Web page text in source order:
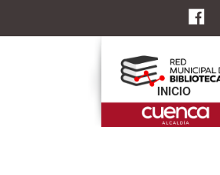
INICIO